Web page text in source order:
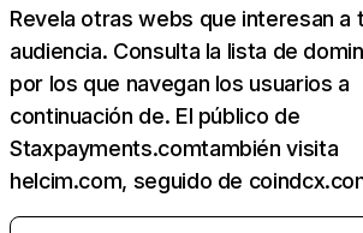
Revela otras webs que interesan a
audiencia. Consulta la lista de
por los que navegan los usuarios a
continuación de. El público de
Staxpayments.comtambién visita
helcim.com, seguido de